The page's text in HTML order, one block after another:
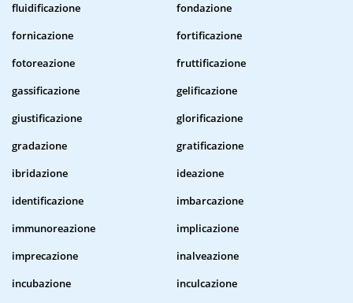
fluidificazione
fondazione
fornicazione
fortificazione
fotoreazione
fruttificazione
gassificazione
gelificazione
giustificazione
glorificazione
gradazione
gratificazione
ibridazione
ideazione
identificazione
imbarcazione
immunoreazione
implicazione
imprecazione
inalveazione
incubazione
inculcazione